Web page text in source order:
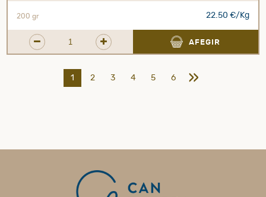
200 gr 22.50 €/Kg
AFEGIR
1 2 3 4 5 6 »